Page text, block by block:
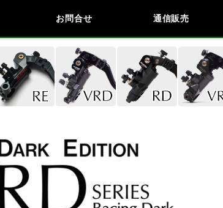
お問合せ 通信販売
車種検索 アイテム検索 品
閉じる